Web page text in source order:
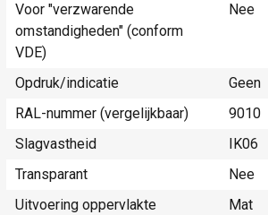
Voor "verzwarende
omstandigheden" (conform
VDE)
Nee
Opdruk/indicatie
Geen
RAL-nummer (vergelijkbaar)
9010
Slagvastheid
IK06
Transparant
Nee
Uitvoering oppervlakte
Mat